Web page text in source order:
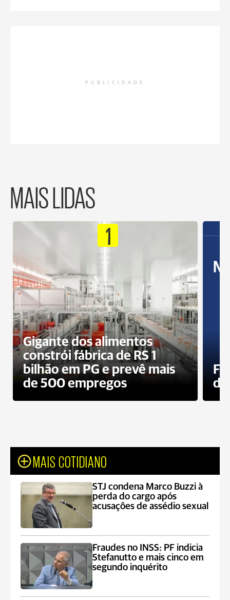
PUBLICIDADE
MAIS LIDAS
1
Gigante dos alimentos
constrói fábrica de RS 1
bilhão em PG e prevê mais
de 500 empregos
MAIS COTIDIANO
STJ condena Marco Buzzi à
perda do cargo após
acusações de assédio sexual
Fraudes no INSS: PF indicia
Stefanutto e mais cinco em
segundo inquérito